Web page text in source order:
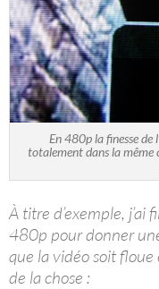
En 480p la finesse de
totalement dans la même
À titre d’exemple, j’ai
480p pour donner
que la vidéo soit
de la chose :